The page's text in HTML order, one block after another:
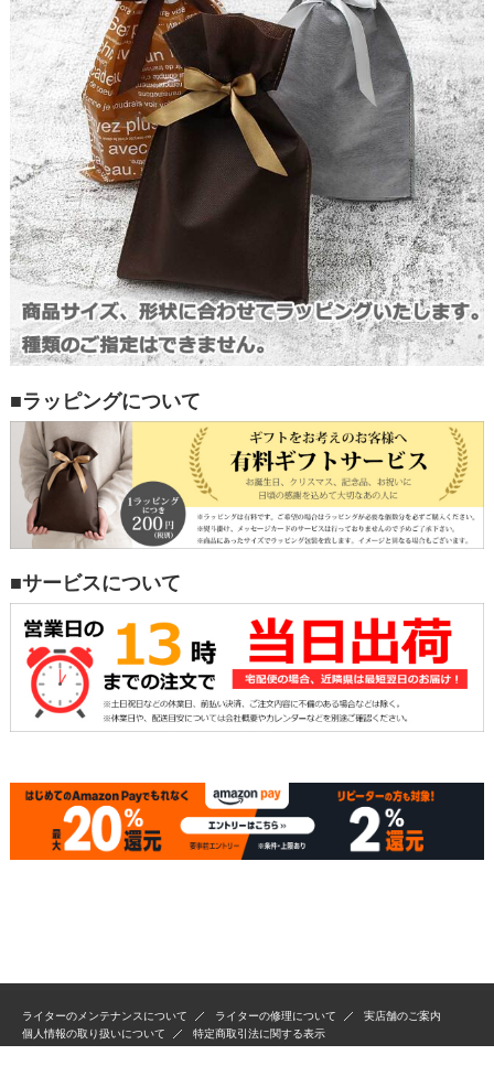
■ラッピングについて
■サービスについて
ライターのメンテナンスについて ライターの修理について
実店舗のご案内
個人情報の取り扱いについて
特定商取引法に関する表示